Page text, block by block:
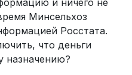
Минсельхоз
Росстата.
что деньги
назначению?